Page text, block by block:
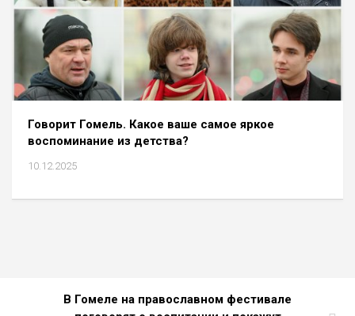
Говорит Гомель. Какое ваше самое яркое
воспоминание из детства?
10.12.2025
В Гомеле на православном фестивале